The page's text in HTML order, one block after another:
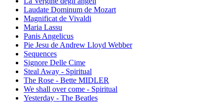
Laudate Dominum de Mozart
Magnificat de Vivaldi
Maria Lassu
Panis Angelicus
Pie Jesu de Andrew Lloyd Webber
Sequences
Signore Delle Cime
Steal Away - Spiritual
The Rose - Bette MIDLER
We shall over come - Spiritual
Yesterday - The Beatles